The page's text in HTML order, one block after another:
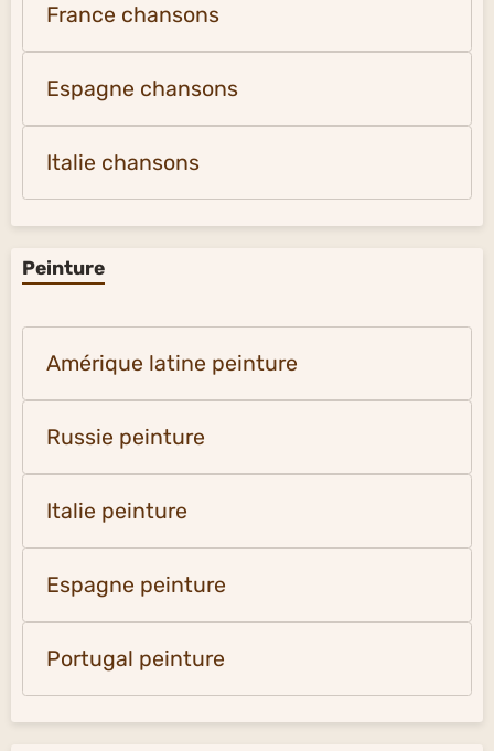
France chansons
Espagne chansons
Italie chansons
Peinture
Amérique latine peinture
Russie peinture
Italie peinture
Espagne peinture
Portugal peinture